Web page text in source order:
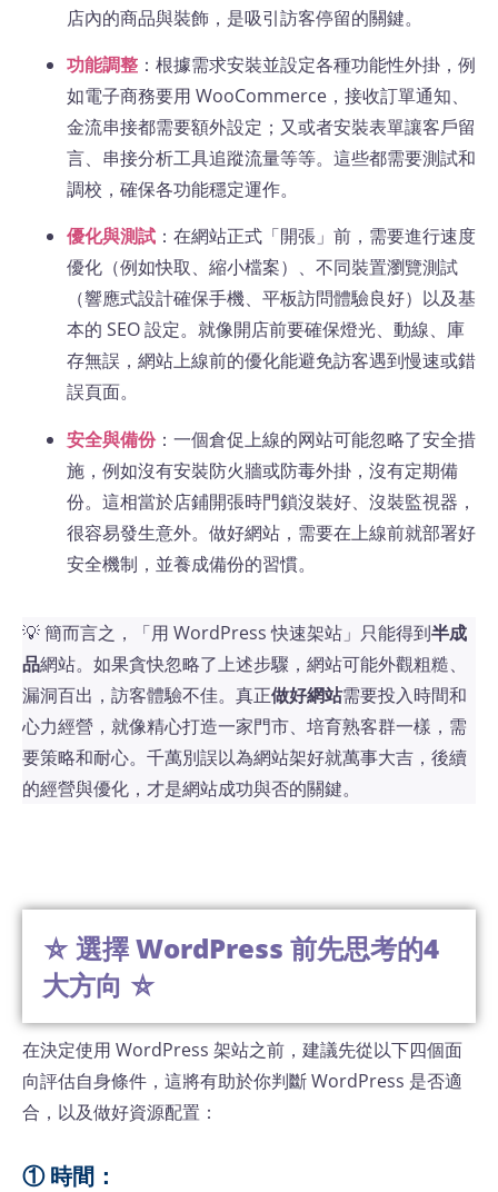
店內的商品與裝飾，是吸引訪客停留的關鍵。
功能調整 ：根據需求安裝並設定各種功能性外掛，例
如電子商務要用 WooCommerce，接收訂單通知、
金流串接都需要額外設定；又或者安裝表單讓客戶留
言、串接分析工具追蹤流量等等。這些都需要測試和
調校，確保各功能穩定運作。
優化與測試 ：在網站正式「開張」前，需要進行速度
優化（例如快取、縮小檔案）、不同裝置瀏覽測試
（響應式設計確保手機、平板訪問體驗良好）以及基
本的 SEO 設定。就像開店前要確保燈光、動線、庫
存無誤，網站上線前的優化能避免訪客遇到慢速或錯
誤頁面。
安全與備份：一個倉促上線的网站可能忽略了安全措
施，例如沒有安裝防火牆或防毒外掛，沒有定期備
份。這相當於店鋪開張時門鎖沒裝好、沒裝監視器，
很容易發生意外。做好網站，需要在上線前就部署好
安全機制，並養成備份的習慣。
💡 簡而言之，「用 WordPress 快速架站」只能得到半成
品網站。如果貪快忽略了上述步驟，網站可能外觀粗糙、
漏洞百出，訪客體驗不佳。真正做好網站需要投入時間和
心力經營，就像精心打造一家門市、培育熟客群一樣，需
要策略和耐心。千萬別誤以為網站架好就萬事大吉，後續
的經營與優化，才是網站成功與否的關鍵。
⛤ 選擇 WordPress 前先思考的4
大方向 ⛤
在決定使用 WordPress 架站之前，建議先從以下四個面
向評估自身條件，這將有助於你判斷 WordPress 是否適
合，以及做好資源配置：
① 時間：